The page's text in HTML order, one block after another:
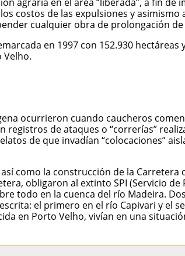
costos de las expulsiones y
cualquier obra de prolongación de
en 1997 con 152.930
Velho.
ocurrieron cuando caucheros
de ataques o “correrías”
de que invadían “colocaciones”
como la construcción de la Carretera
obligaron al extinto SPI (Servicio
todo en la cuenca del río Madeira.
el primero en el río Capivari y el
en Porto Velho, vivían en una